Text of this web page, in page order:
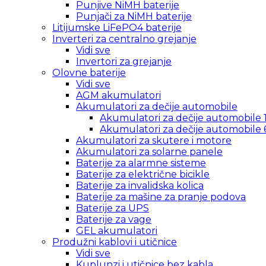
Punjive NiMH baterije
Punjači za NiMH baterije
Litijumske LiFePO4 baterije
Inverteri za centralno grejanje
Vidi sve
Invertori za grejanje
Olovne baterije
Vidi sve
AGM akumulatori
Akumulatori za dečije automobile
Akumulatori za dečije automobile
Akumulatori za dečije automobile
Akumulatori za skutere i motore
Akumulatori za solarne panele
Baterije za alarmne sisteme
Baterije za električne bicikle
Baterije za invalidska kolica
Baterije za mašine za pranje podova
Baterije za UPS
Baterije za vage
GEL akumulatori
Produžni kablovi i utičnice
Vidi sve